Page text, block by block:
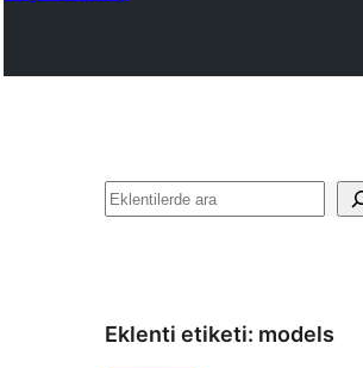
Ara
Eklenti etiketi: models